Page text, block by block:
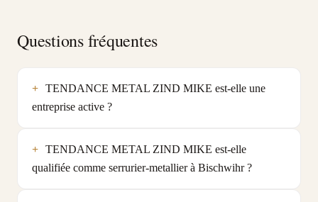
Questions fréquentes
TENDANCE METAL ZIND MIKE est-elle une
entreprise active ?
TENDANCE METAL ZIND MIKE est-elle
qualifiée comme serrurier-metallier à Bischwihr ?